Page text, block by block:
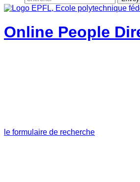
Online People
le formulaire de recherche